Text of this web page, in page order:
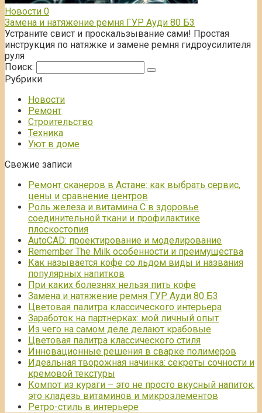
Новости 0
Замена и натяжение ремня ГУР Ауди 80 Б3
Устраните свист и проскальзывание сами! Простая
инструкция по натяжке и замене ремня гидроусилителя
руля
Поиск:
Рубрики
Новости
Ремонт
Строительство
Техника
Уют в доме
Свежие записи
Ремонт сканеров в Астане: как выбрать сервис,
цены и сравнение центров
Роль железа и витамина С в здоровье
соединительной ткани и профилактике
плоскостопия
AutoCAD: проектирование и моделирование
Remember The Milk особенности и преимущества
Как называется кофе со льдом виды и названия
популярных напитков
При каких болезнях нельзя пить кофе
Замена и натяжение ремня ГУР Ауди 80 Б3
Цветовая палитра классического интерьера
Заработок на партнерках: мой личный опыт
Из чего на самом деле делают крабовые
Цветовая палитра классического стиля
Инновационные решения в сварке полимеров
Идеальная творожная начинка: секреты сочности и
кремовой текстуры
Компот из кураги – это не просто вкусный напиток,
это кладезь витаминов и микроэлементов
Ретро-стиль в интерьере